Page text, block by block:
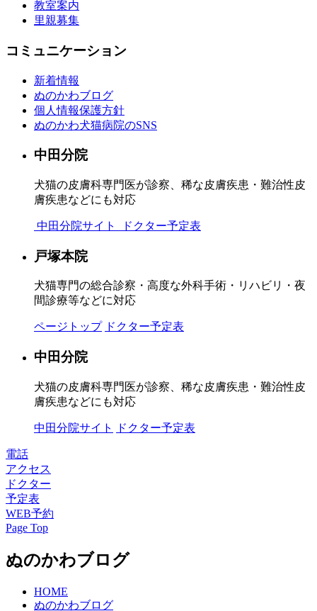
教室案内
里親募集
コミュニケーション
新着情報
ぬのかわブログ
個人情報保護方針
ぬのかわ犬猫病院のSNS
中田分院
犬猫の皮膚科専門医が診察、稀な皮膚疾患・難治性皮
膚疾患などにも対応
中田分院サイト ドクター予定表
戸塚本院
犬猫専門の総合診察・高度な外科手術・リハビリ・夜
間診療等などに対応
ページトップ ドクター予定表
中田分院
犬猫の皮膚科専門医が診察、稀な皮膚疾患・難治性皮
膚疾患などにも対応
中田分院サイト ドクター予定表
電話
アクセス
ドクター
予定表
WEB予約
Page Top
ぬのかわブログ
HOME
ぬのかわブログ